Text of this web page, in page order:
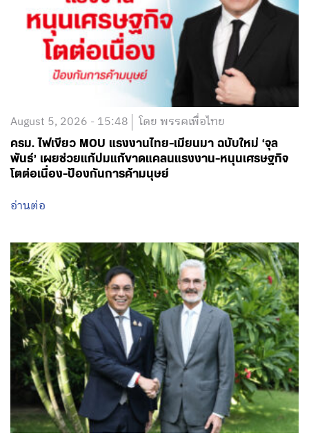
August 5, 2026 - 15:48 โดย พรรคเพื่อไทย
ครม. ไฟเขียว MOU แรงงานไทย-เมียนมา ฉบับใหม่ ‘จุล
พันธ์’ เผยช่วยแก้ปมแก้ขาดแคลนแรงงาน-หนุนเศรษฐกิจ
โตต่อเนื่อง-ป้องกันการค้ามนุษย์
อ่านต่อ